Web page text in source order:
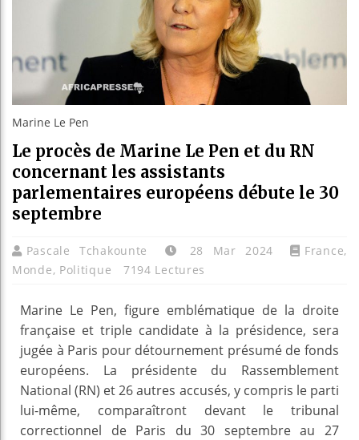
Marine Le Pen
Le procès de Marine Le Pen et du RN
concernant les assistants
parlementaires européens débute le 30
septembre
Pascale Tchakounte 28 Mar 2024 France,
Monde, Politique 7194 Lectures
Marine Le Pen, figure emblématique de la droite
française et triple candidate à la présidence, sera
jugée à Paris pour détournement présumé de fonds
européens. La présidente du Rassemblement
National (RN) et 26 autres accusés, y compris le parti
lui-même, comparaîtront devant le tribunal
correctionnel de Paris du 30 septembre au 27